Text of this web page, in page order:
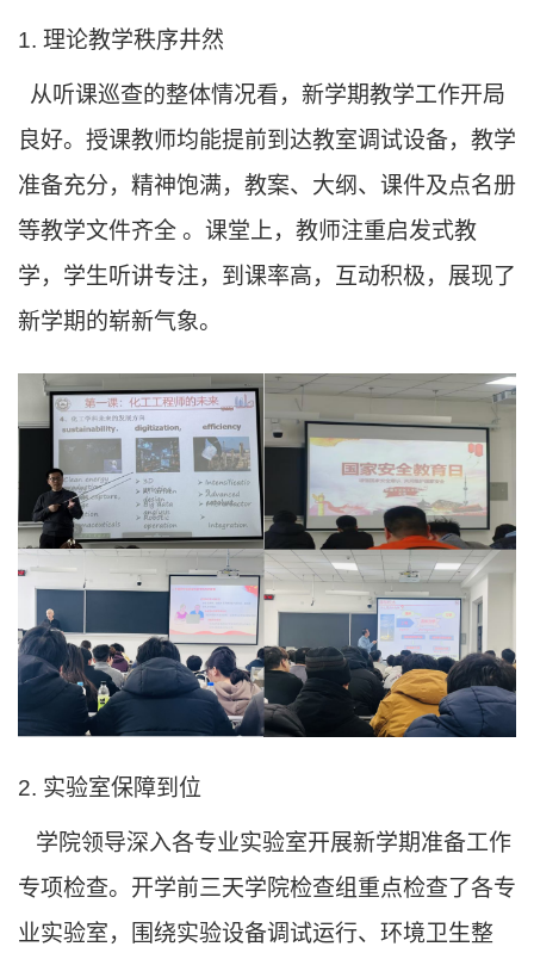
1. 理论教学秩序井然
从听课巡查的整体情况看，新学期教学工作开局
良好。授课教师均能提前到达教室调试设备，教学
准备充分，精神饱满，教案、大纲、课件及点名册
等教学文件齐全 。课堂上，教师注重启发式教
学，学生听讲专注，到课率高，互动积极，展现了
新学期的崭新气象。
2. 实验室保障到位
学院领导深入各专业实验室开展新学期准备工作
专项检查。 开学前三天学院检查组重点检查了各专
业实验室，围绕实验设备调试运行、环境卫生整